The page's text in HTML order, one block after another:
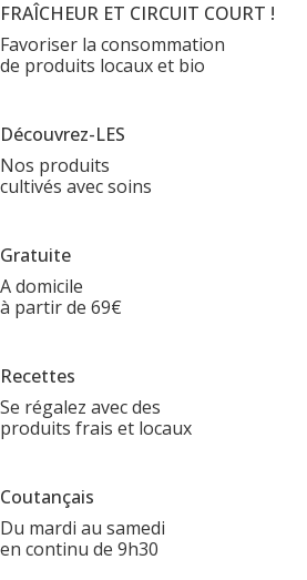
FRAÎCHEUR ET CIRCUIT COURT !
Favoriser la consommation
de produits locaux et bio
Découvrez-LES
Nos produits
cultivés avec soins
Gratuite
A domicile
à partir de 69€
Recettes
Se régalez avec des
produits frais et locaux
Coutançais
Du mardi au samedi
en continu de 9h30